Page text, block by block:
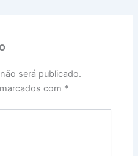
será publicado.
com *